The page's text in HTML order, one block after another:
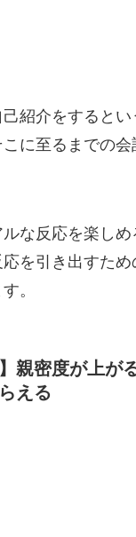
紹介をするとい
に至るまでの会
な反応を楽しめ
を引き出すた
。
親密度が上が
える